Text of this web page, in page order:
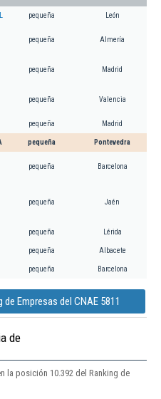
pequeña León
pequeña Almería
pequeña Madrid
pequeña Valencia
pequeña Madrid
pequeña Pontevedra
pequeña Barcelona
pequeña Jaén
pequeña Lérida
pequeña Albacete
pequeña Barcelona
de Empresas del CNAE 5811
de
la posición 10.392 del Ranking de